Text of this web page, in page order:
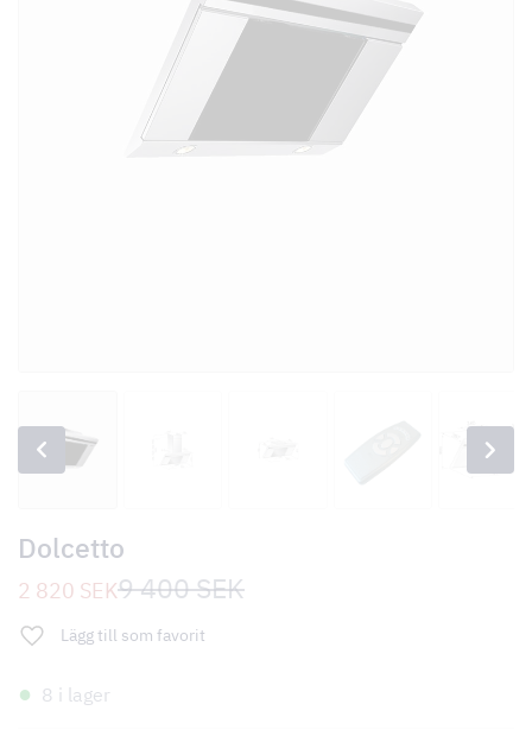
Dolcetto
9 400SEK
Det
ursprungliga
priset
var:
400 SEK.
2 820 SEK
Det
nuvarande
priset
är:
820 SEK.
Lägg till som favorit
8 i lager